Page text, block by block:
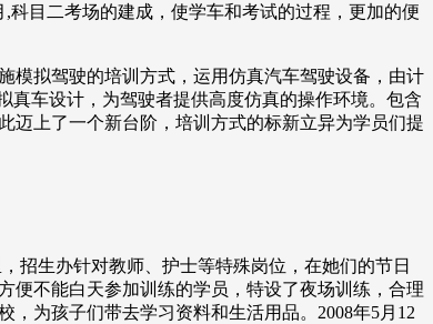
目二考场的建成，使学车和考试的过程，更加的便
模拟驾驶的培训方式，运用仿真汽车驾驶设备，由计
真车设计，为驾驶者提供高度仿真的操作环境。包含
迈上了一个新台阶，培训方式的标新立异为学员们提
招生办针对教师、护士等特殊岗位，在她们的节日
便不能白天参加训练的学员，特设了夜场训练，合理
为孩子们带去学习资料和生活用品。2008年5月12